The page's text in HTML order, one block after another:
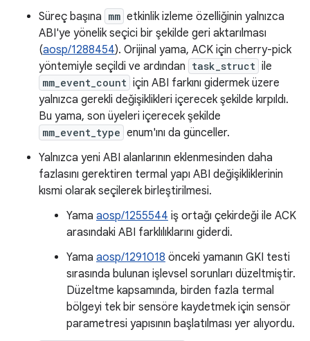
Süreç başına mm etkinlik izleme özelliğinin yalnızca
ABI'ye yönelik seçici bir şekilde geri aktarılması
(aosp/1288454). Orijinal yama, ACK için cherry-pick
yöntemiyle seçildi ve ardından task_struct ile
mm_event_count için ABI farkını gidermek üzere
yalnızca gerekli değişiklikleri içerecek şekilde kırpıldı.
Bu yama, son üyeleri içerecek şekilde
mm_event_type enum'ını da günceller.
Yalnızca yeni ABI alanlarının eklenmesinden daha
fazlasını gerektiren termal yapı ABI değişikliklerinin
kısmi olarak seçilerek birleştirilmesi.
Yama aosp/1255544 iş ortağı çekirdeği ile ACK
arasındaki ABI farklılıklarını giderdi.
Yama aosp/1291018 önceki yamanın GKI testi
sırasında bulunan işlevsel sorunları düzeltmiştir.
Düzeltme kapsamında, birden fazla termal
bölgeyi tek bir sensöre kaydetmek için sensör
parametresi yapısının başlatılması yer alıyordu.